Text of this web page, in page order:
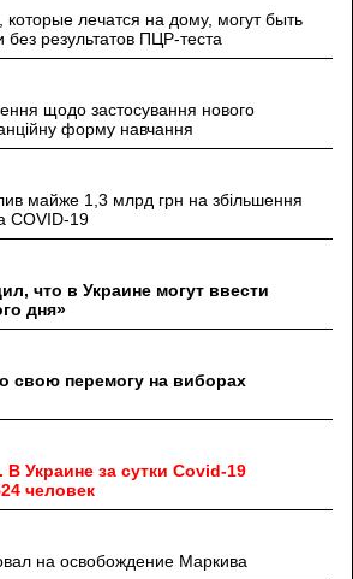
лечатся на дому, могут быть
результатов ПЦР-теста
щодо застосування нового
форму навчання
майже 1,3 млрд грн на збільшення
COVID-19
что в Украине могут ввести
дня»
свою перемогу на виборах
Украине за сутки Covid-19
человек
на освобождение Маркива